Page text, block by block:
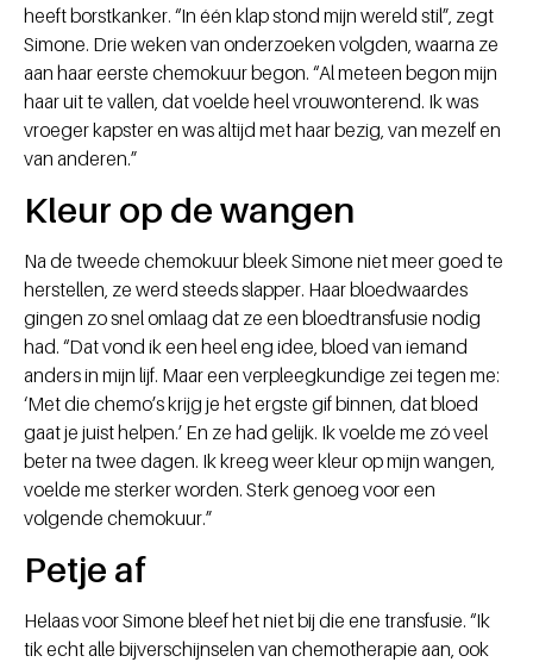
heeft borstkanker. “In één klap stond mijn wereld stil”, zegt
Simone. Drie weken van onderzoeken volgden, waarna ze
aan haar eerste chemokuur begon. “Al meteen begon mijn
haar uit te vallen, dat voelde heel vrouwonterend. Ik was
vroeger kapster en was altijd met haar bezig, van mezelf en
van anderen.”
Kleur op de wangen
Na de tweede chemokuur bleek Simone niet meer goed te
herstellen, ze werd steeds slapper. Haar bloedwaardes
gingen zo snel omlaag dat ze een bloedtransfusie nodig
had. “Dat vond ik een heel eng idee, bloed van iemand
anders in mijn lijf. Maar een verpleegkundige zei tegen me:
‘Met die chemo’s krijg je het ergste gif binnen, dat bloed
gaat je juist helpen.’ En ze had gelijk. Ik voelde me zó veel
beter na twee dagen. Ik kreeg weer kleur op mijn wangen,
voelde me sterker worden. Sterk genoeg voor een
volgende chemokuur.”
Petje af
Helaas voor Simone bleef het niet bij die ene transfusie. “Ik
tik echt alle bijverschijnselen van chemotherapie aan, ook